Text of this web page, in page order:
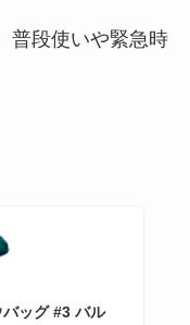
普段使いや緊急時
ッグ #3 バル